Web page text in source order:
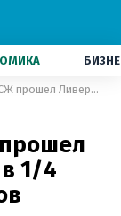
Вылет Трубина, а ПСЖ прошел Ливерпуль: кто вышел в 1/4 финала Лиги чемпионов
1/4